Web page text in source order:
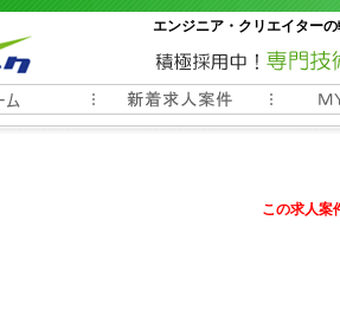
エンジニア・クリエイター
常時3000件以上の求人情報
この求人案